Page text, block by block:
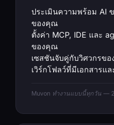
ประเมินความพร้อม AI
ของคุณ
ตั้งค่า MCP, IDE และ
ของคุณ
เซสชันจับคู่กับวิศวกรข
เวิร์กโฟลว์ที่มีเอกสารแ
Muvon ทำงานแบบนี้ทุกวัน —